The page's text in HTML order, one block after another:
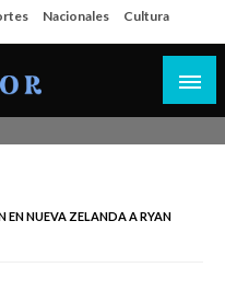
Nacionales Cultura
EN NUEVA ZELANDA A RYAN